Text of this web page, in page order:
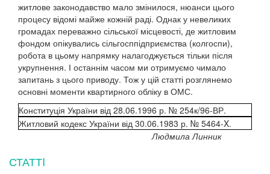
житлове законодавство мало змінилося, нюанси цього
процесу відомі майже кожній раді. Однак у невеликих
громадах переважно сільської місцевості, де житловим
фондом опікувались сільгосппідприємства (колгоспи),
робота в цьому напрямку налагоджується тільки після
укрупнення. І останнім часом ми отримуємо чимало
запитань з цього приводу. Тож у цій статті розглянемо
основні моменти квартирного обліку в ОМС.
Конституція України від 28.06.1996 р. № 254к/96-ВР.
Житловий кодекс України від 30.06.1983 р. № 5464-X.
Людмила Линник
СТАТТI